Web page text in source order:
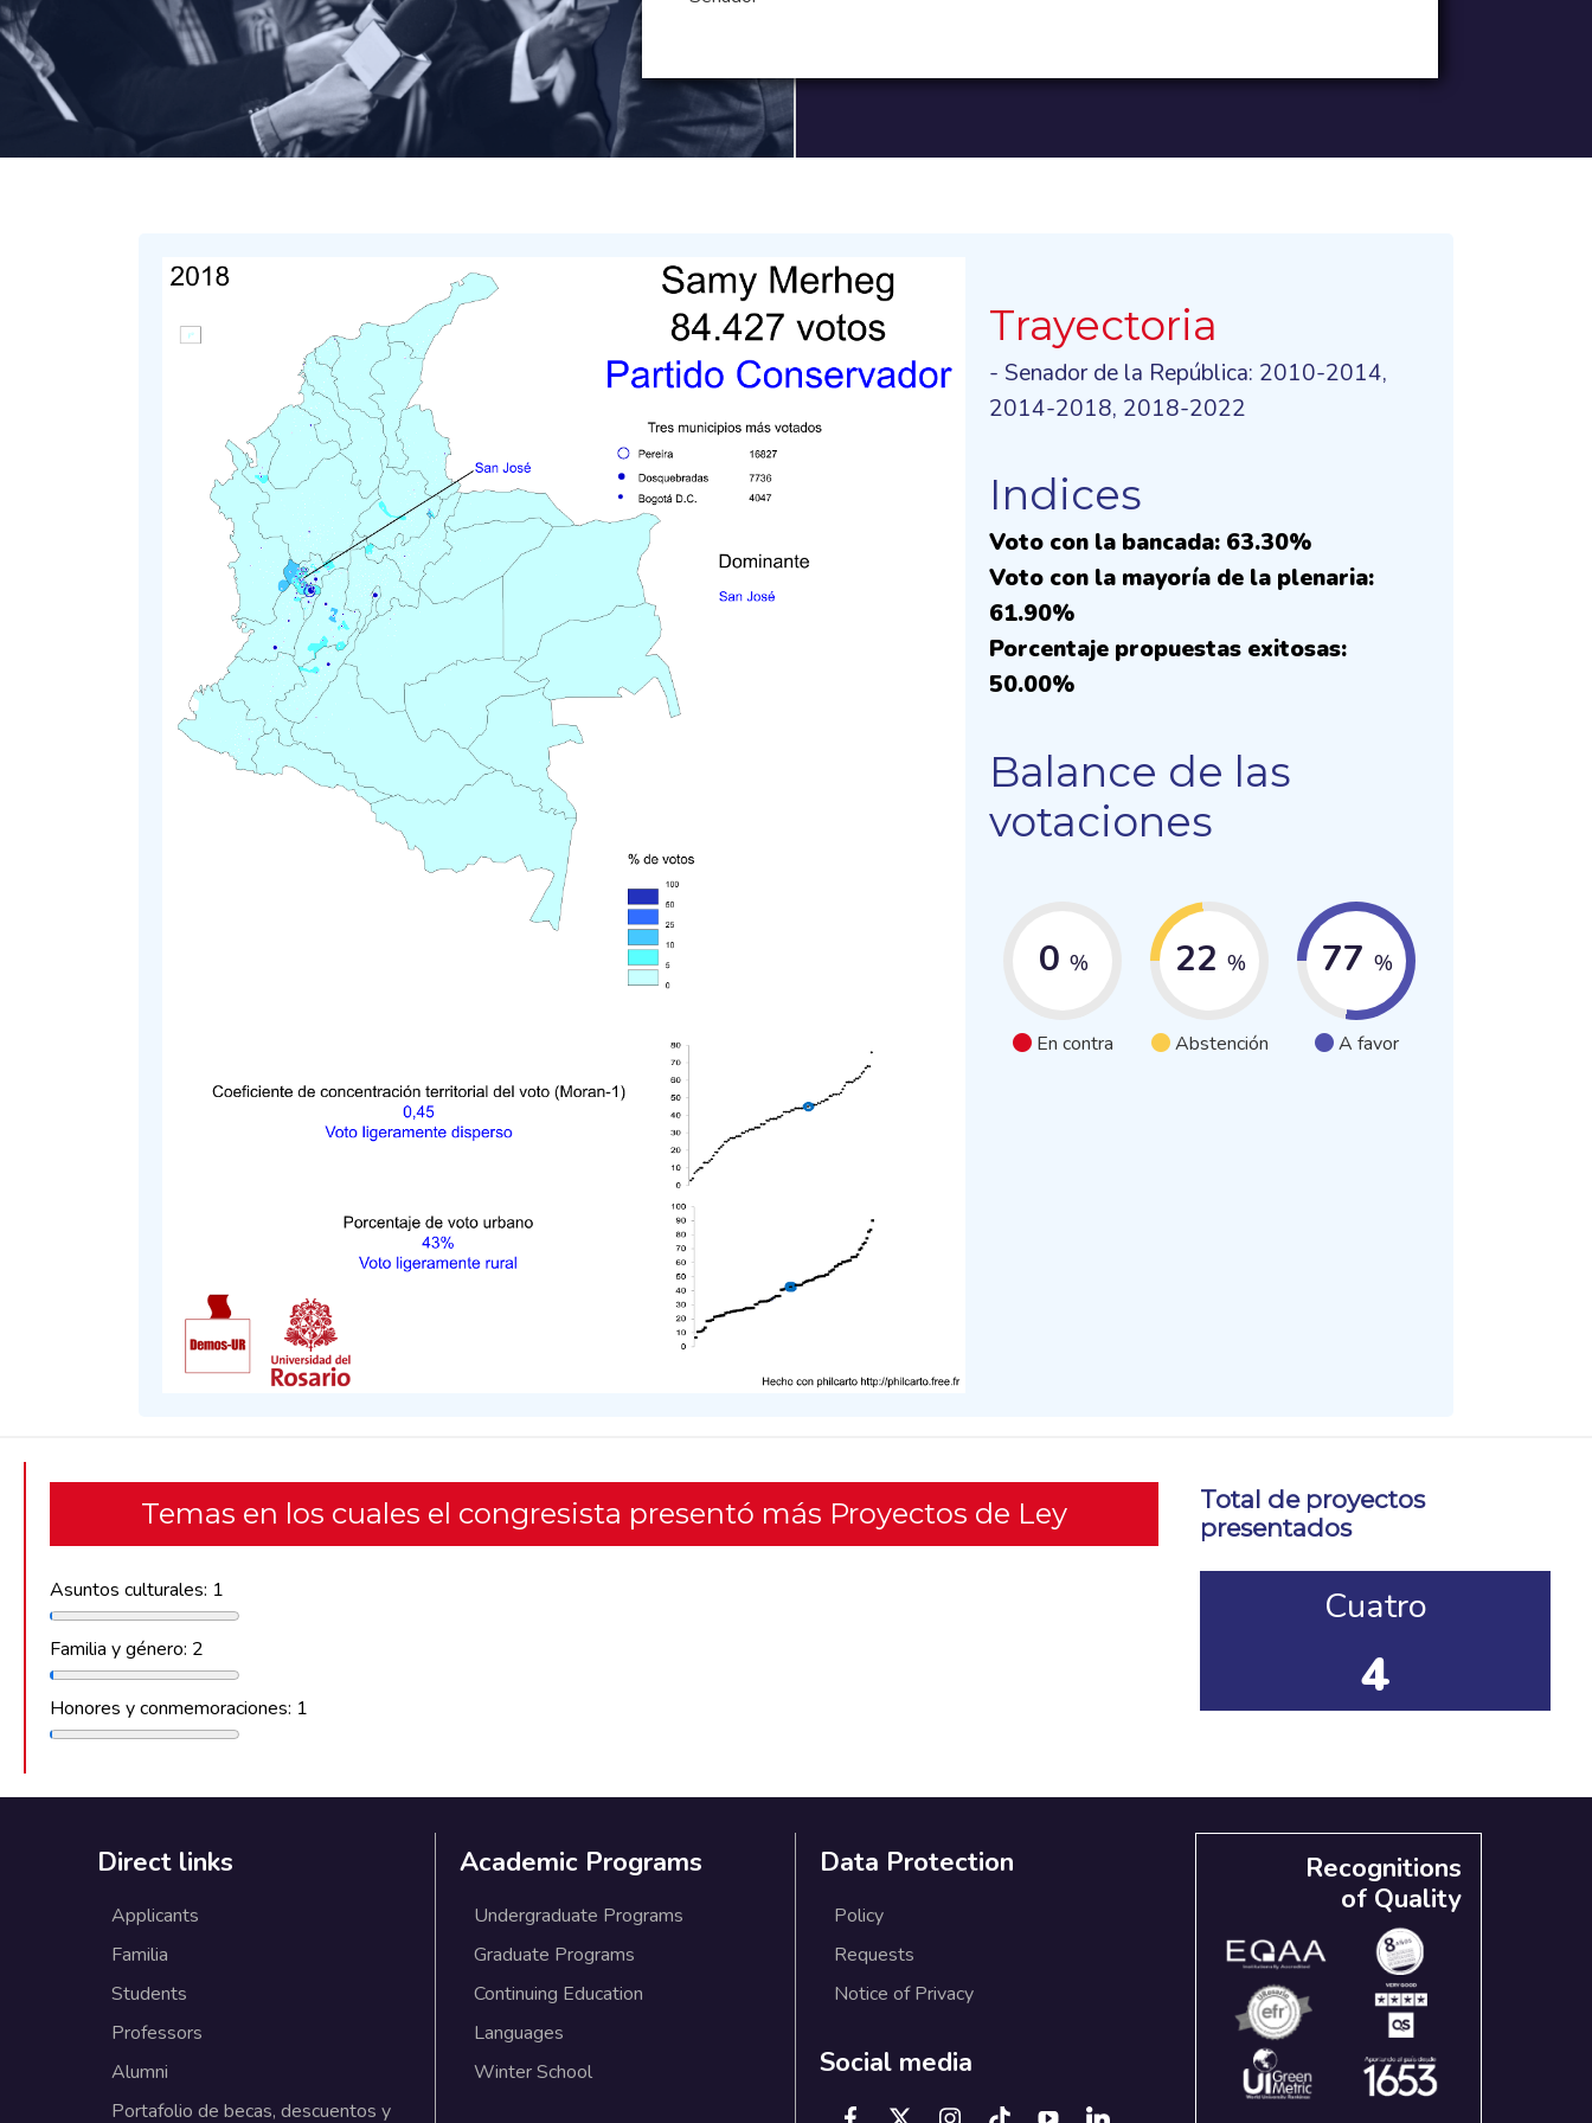
Trayectoria
- Senador de la República: 2010-2014,
2014-2018, 2018-2022
Indices
Voto con la bancada: 63.30%
Voto con la mayoría de la plenaria:
61.90%
Porcentaje propuestas exitosas:
50.00%
Balance de las
votaciones
0 %
En contra
22 %
Abstención
77 %
A favor
Temas en los cuales el congresista presentó más Proyectos de Ley
Asuntos culturales: 1
Familia y género: 2
Honores y conmemoraciones: 1
Total de proyectos
presentados
Cuatro
4
Direct links
Applicants
Familia
Students
Professors
Alumni
Portafolio de becas, descuentos y
Academic Programs
Undergraduate Programs
Graduate Programs
Continuing Education
Languages
Winter School
Data Protection
Policy
Requests
Notice of Privacy
Social media
Recognitions
of Quality